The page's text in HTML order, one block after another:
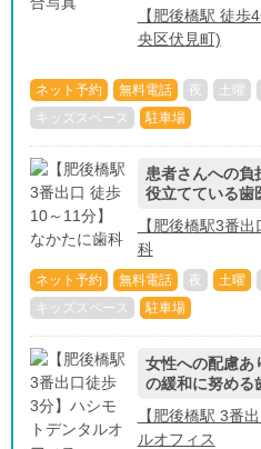
【肥後橋駅 徒
央区伏見町)
ネット予約 無料電話 夜 土曜
キッズスペース
駐車場
患者さんへの負
役立てている歯
【肥後橋駅3番
科
ネット予約 無料電話 夜 土曜
キッズスペース
駐車場
女性への配慮あ
の緩和に努める
【肥後橋駅 3番
ルオフィス